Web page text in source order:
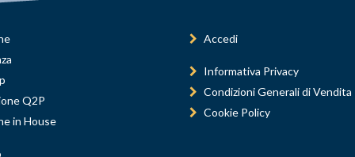
Q2P
in House
Accedi
Informativa Privacy
Condizioni Generali di Vendita
Cookie Policy